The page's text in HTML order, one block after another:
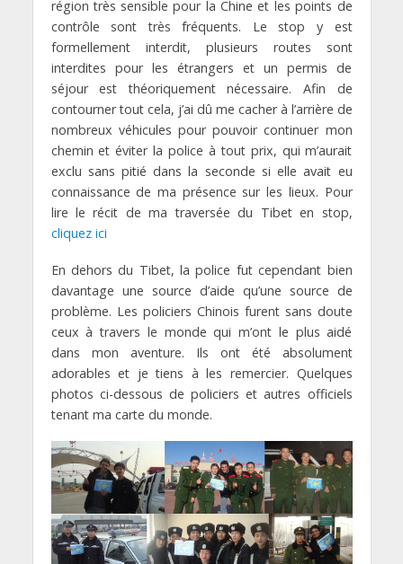
région très sensible pour la Chine et les points de
contrôle sont très fréquents. Le stop y est
formellement interdit, plusieurs routes sont
interdites pour les étrangers et un permis de
séjour est théoriquement nécessaire. Afin de
contourner tout cela, j’ai dû me cacher à l’arrière de
nombreux véhicules pour pouvoir continuer mon
chemin et éviter la police à tout prix, qui m’aurait
exclu sans pitié dans la seconde si elle avait eu
connaissance de ma présence sur les lieux. Pour
lire le récit de ma traversée du Tibet en stop,
cliquez ici
En dehors du Tibet, la police fut cependant bien
davantage une source d’aide qu’une source de
problème. Les policiers Chinois furent sans doute
ceux à travers le monde qui m’ont le plus aidé
dans mon aventure. Ils ont été absolument
adorables et je tiens à les remercier. Quelques
photos ci-dessous de policiers et autres officiels
tenant ma carte du monde.